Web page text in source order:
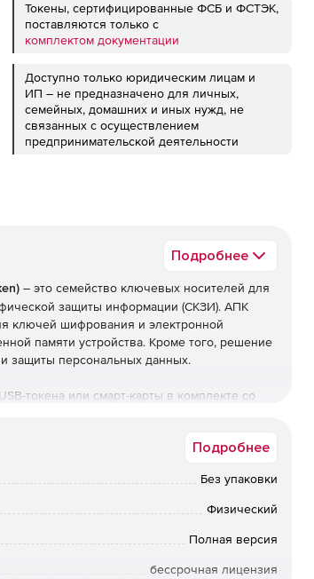
Токены, сертифицированные ФСБ и ФСТЭК,
поставляются только с
комплектом документации
Доступно только юридическим лицам и
ИП – не предназначено для личных,
семейных, домашних и иных нужд, не
связанных с осуществлением
предпринимательской деятельности
Подробнее
– это семейство ключевых носителей для
защиты информации (СКЗИ). АПК
ключей шифрования и электронной
памяти устройства. Кроме того, решение
защиты персональных данных.
токена или смарт-карты в комплекте со
имеет сертификат ФСТЭК о соответствии
предназначенное для безопасной
Подробнее
Без упаковки
Физический
Полная версия
бессрочная лицензия